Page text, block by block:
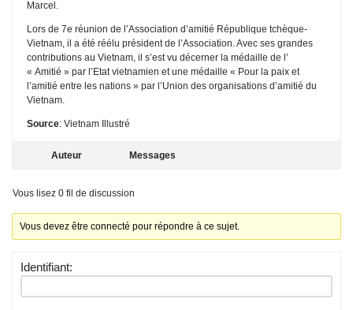
Marcel.
Lors de 7e réunion de l’Association d’amitié République tchèque-
Vietnam, il a été réélu président de l’Association. Avec ses grandes
contributions au Vietnam, il s’est vu décerner la médaille de l’
« Amitié » par l’Etat vietnamien et une médaille « Pour la paix et
l’amitié entre les nations » par l’Union des organisations d’amitié du
Vietnam.
Source: Vietnam Illustré
Auteur Messages
Vous lisez 0 fil de discussion
Vous devez être connecté pour répondre à ce sujet.
Identifiant: